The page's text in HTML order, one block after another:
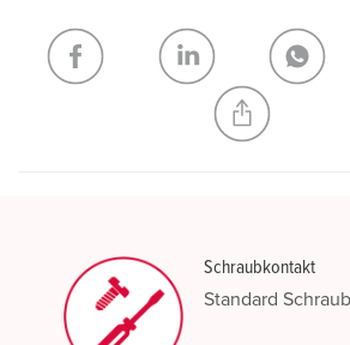
Schraubkontakt
Standard